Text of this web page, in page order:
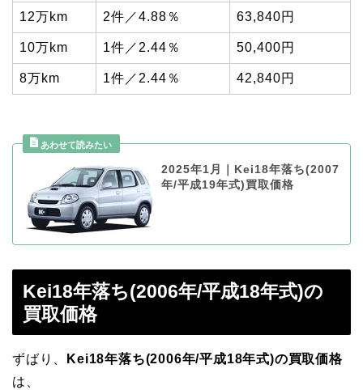
12万km 2件／4.88％ 63,840円
10万km 1件／2.44％ 50,400円
8万km 1件／2.44％ 42,840円
2025年1月｜Kei18年落ち(2007
年/平成19年式)買取価格
Kei18年落ち(2006年/平成18年式)の
買取価格
ずばり、
Kei18年落ち(2006年/平成18年式)の買取価格
は、